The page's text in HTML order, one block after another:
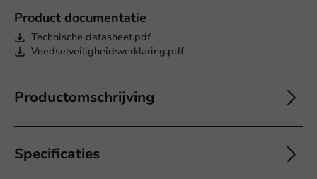
Product documentatie
Technische datasheet.pdf
Voedselveiligheidsverklaring.pdf
Productomschrijving
Specificaties